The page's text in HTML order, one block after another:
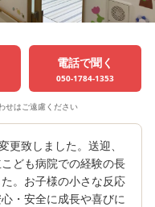
電話で聞く
050-1784-1353
せはご遠慮ください
致しました。送迎、
ども病院での経験の長
。お子様の小さな反応
・安全に成長や喜びに